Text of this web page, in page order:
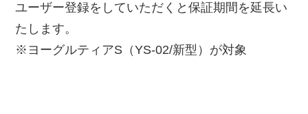
ユーザー登録をしていただくと保証期間を延長い
たします。
※ヨーグルティアS（YS-02/新型）が対象